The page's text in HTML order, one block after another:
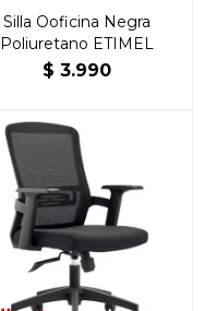
Silla Ooficina Negra
Poliuretano ETIMEL
$ 3.990